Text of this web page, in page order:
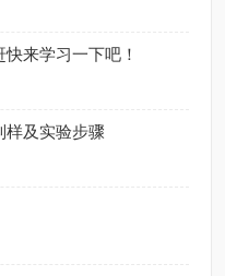
来学习一下吧！
样及实验步骤